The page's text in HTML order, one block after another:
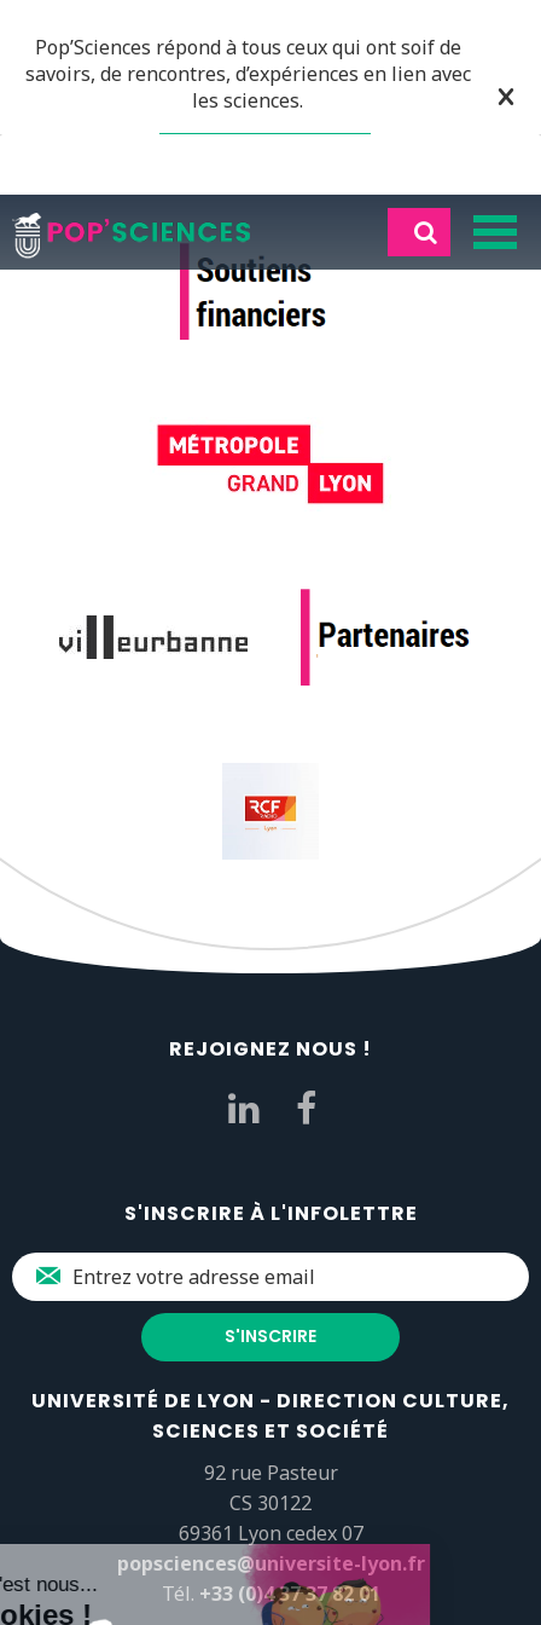
Pop’Sciences répond à tous ceux qui ont soif de
savoirs, de rencontres, d’expériences en lien avec
les sciences.
REJOIGNEZ NOUS !
S'INSCRIRE À L'INFOLETTRE
UNIVERSITÉ DE LYON - DIRECTION CULTURE,
SCIENCES ET SOCIÉTÉ
92 rue Pasteur
CS 30122
69361 Lyon cedex 07
popsciences@universite-lyon.fr
Tél. +33 (0)4 37 37 82 01